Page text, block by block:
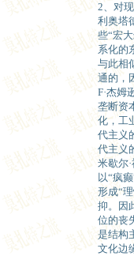
2、对
利奥塔
些“宏
系化的
与此相
通的，
F·杰姆
垄断资
化，工
代主义
代主义
米歇尔
以“疯
形成“
抑。因
位的丧
是结构
文化边